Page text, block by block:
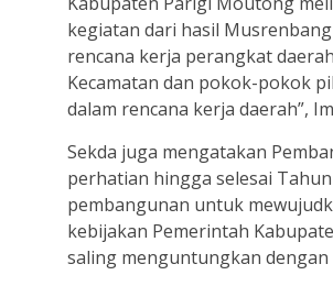
kegiatan dari hasil
rencana kerja perangkat
Kecamatan dan pokok-pokok
dalam rencana kerja daerah”,
Sekda juga mengatakan
perhatian hingga selesai
pembangunan untuk
kebijakan Pemerintah
saling menguntungkan dengan